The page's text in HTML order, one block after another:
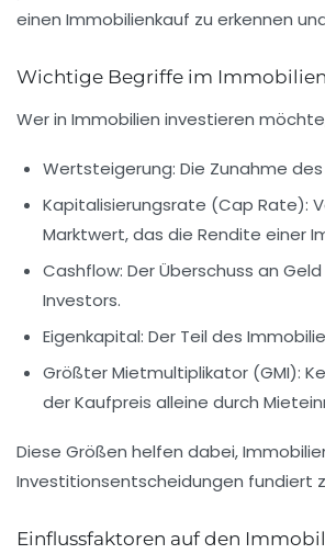
einen Immobilienkauf zu erkennen
Wichtige Begriffe im
Wer in Immobilien investieren
Wertsteigerung: Die Zunahme
Kapitalisierungsrate (Cap Rate):
Marktwert, das die Rendite einer
Cashflow: Der Überschuss an
Investors.
Eigenkapital: Der Teil des
Größter Mietmultiplikator (GMI):
der Kaufpreis alleine durch
Diese Größen helfen dabei,
Investitionsentscheidungen fundiert
Einflussfaktoren auf den